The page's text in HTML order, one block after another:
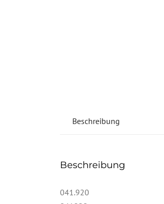
Beschreibung
Beschreibung
041.920